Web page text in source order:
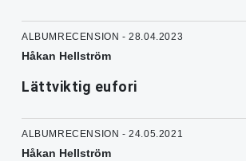
ALBUMRECENSION - 28.04.2023
Håkan Hellström
Lättviktig eufori
ALBUMRECENSION - 24.05.2021
Håkan Hellström